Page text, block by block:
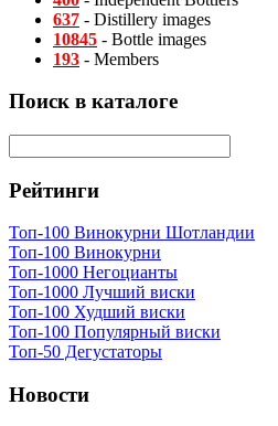
637 - Distillery images
10845 - Bottle images
193 - Members
Поиск в каталоге
Рейтинги
Топ-100 Винокурни Шотландии
Топ-100 Винокурни
Топ-1000 Негоцианты
Топ-1000 Лучший виски
Топ-100 Худший виски
Топ-100 Популярный виски
Топ-50 Дегустаторы
Новости